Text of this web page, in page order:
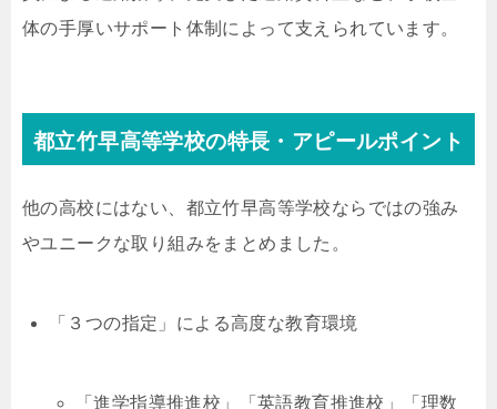
体の手厚いサポート体制によって支えられています。
都立竹早高等学校の特長・アピールポイント
他の高校にはない、都立竹早高等学校ならではの強み
やユニークな取り組みをまとめました。
「３つの指定」による高度な教育環境
「進学指導推進校」「英語教育推進校」「理数